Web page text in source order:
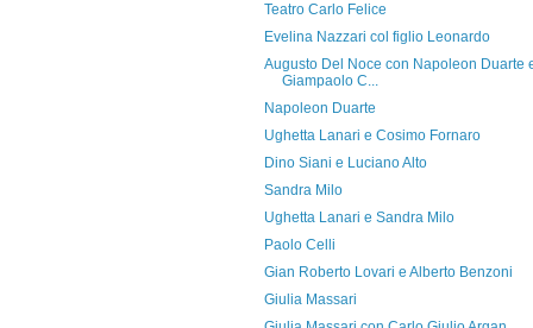
Teatro Carlo Felice
Evelina Nazzari col figlio Leonardo
Augusto Del Noce con Napoleon Duarte
Giampaolo C...
Napoleon Duarte
Ughetta Lanari e Cosimo Fornaro
Dino Siani e Luciano Alto
Sandra Milo
Ughetta Lanari e Sandra Milo
Paolo Celli
Gian Roberto Lovari e Alberto Benzoni
Giulia Massari